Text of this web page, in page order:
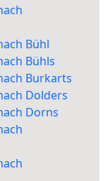
Bühl
Bühls
Burkarts
Dolders
Dorns